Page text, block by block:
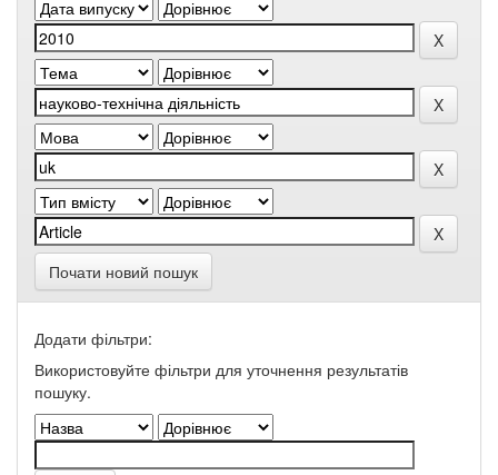
Почати новий пошук
Додати фільтри:
Використовуйте фільтри для уточнення результатів
пошуку.